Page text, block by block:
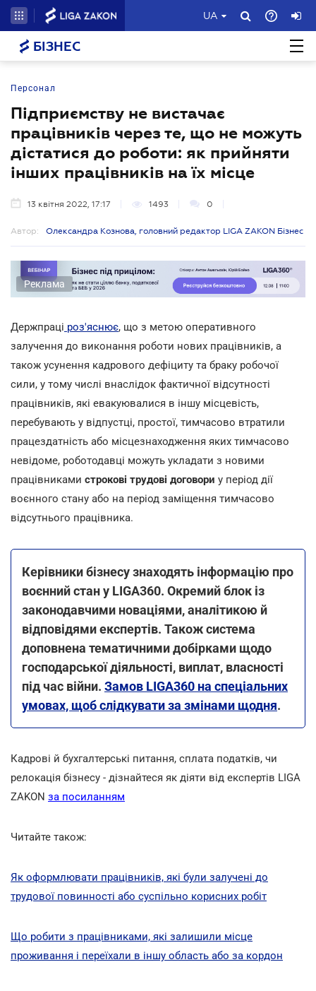
UA
БІЗНЕС
Персонал
Підприємству не вистачає
працівників через те, що не можуть
дістатися до роботи: як прийняти
інших працівників на їх місце
13 квітня 2022, 17:17 1493 0
Автор: Олександра Кознова, головний редактор LIGA ZAKON Бізнес
Реклама
Держпраці роз'яснює, що з метою оперативного
залучення до виконання роботи нових працівників, а
також усунення кадрового дефіциту та браку робочої
сили, у тому числі внаслідок фактичної відсутності
працівників, які евакуювалися в іншу місцевість,
перебувають у відпустці, простої, тимчасово втратили
працездатність або місцезнаходження яких тимчасово
невідоме, роботодавці можуть укладати з новими
працівниками строкові трудові договори у період дії
воєнного стану або на період заміщення тимчасово
відсутнього працівника.
Керівники бізнесу знаходять інформацію про
воєнний стан у LIGA360. Окремий блок із
законодавчими новаціями, аналітикою й
відповідями експертів. Також система
доповнена тематичними добірками щодо
господарської діяльності, виплат, власності
під час війни. Замов LIGA360 на спеціальних
умовах, щоб слідкувати за змінами щодня.
Кадрові й бухгалтерські питання, сплата податків, чи
релокація бізнесу - дізнайтеся як діяти від експертів LIGA
ZAKON за посиланням
Читайте також:
Як оформлювати працівників, які були залучені до
трудової повинності або суспільно корисних робіт
Що робити з працівниками, які залишили місце
проживання і переїхали в іншу область або за кордон